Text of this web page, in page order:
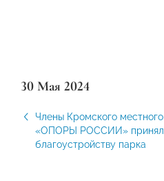
30 Мая 2024
Члены Кромского
«ОПОРЫ РОССИИ» приняли
благоустройству парка